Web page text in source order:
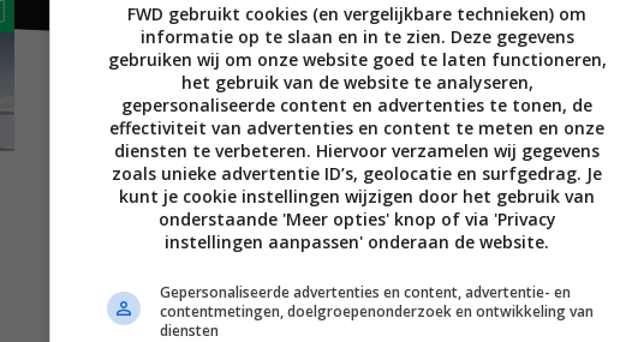
FWD gebruikt cookies (en vergelijkbare technieken) om
informatie op te slaan en in te zien. Deze gegevens
gebruiken wij om onze website goed te laten functioneren,
het gebruik van de website te analyseren,
gepersonaliseerde content en advertenties te tonen, de
effectiviteit van advertenties en content te meten en onze
diensten te verbeteren. Hiervoor verzamelen wij gegevens
zoals unieke advertentie ID’s, geolocatie en surfgedrag. Je
kunt je cookie instellingen wijzigen door het gebruik van
onderstaande 'Meer opties' knop of via 'Privacy
instellingen aanpassen' onderaan de website.
Gepersonaliseerde advertenties en content, advertentie- en
contentmetingen, doelgroepenonderzoek en ontwikkeling van
diensten